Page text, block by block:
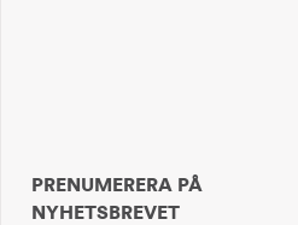
PRENUMERERA PÅ
NYHETSBREVET